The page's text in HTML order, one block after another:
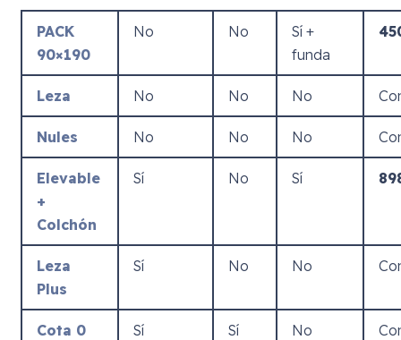
PACK
90×190
No No
Sí +
funda
Leza No No No
Nules No No No
Elevable
+
Colchón
Sí No Sí
Leza
Plus
Sí No No
Cota 0 Sí Sí No